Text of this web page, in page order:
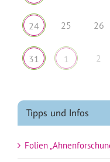
24 25 26
31 1 2
Tipps und Infos
Folien